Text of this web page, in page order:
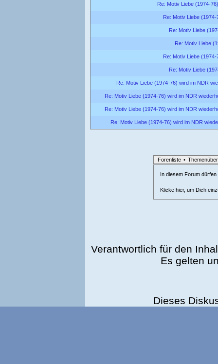
Re: Motiv Liebe (1974-
Re: Motiv Liebe
Re: Motiv Liebe
Re: Motiv Liebe
Re: Motiv Liebe
Re: Motiv Liebe
Re: Motiv Liebe (1974-76) wird im NDR
Re: Motiv Liebe (1974-76) wird im NDR
Re: Motiv Liebe (1974-76) wird im NDR
Re: Motiv Liebe (1974-76) wird im NDR
Forenliste •
In diesem Forum
Klicke hier, um Dich
Verantwortlich für den
Es gelten
Dieses